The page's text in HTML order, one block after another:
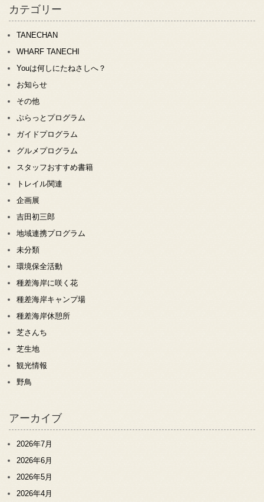
カテゴリー
TANECHAN
WHARF TANECHI
Youは何しにたねさしへ？
お知らせ
その他
ぷらっとプログラム
ガイドプログラム
グルメプログラム
スタッフおすすめ書籍
トレイル関連
企画展
吉田初三郎
地域連携プログラム
未分類
環境保全活動
種差海岸に咲く花
種差海岸キャンプ場
種差海岸休憩所
芝さんち
芝生地
観光情報
野鳥
アーカイブ
2026年7月
2026年6月
2026年5月
2026年4月